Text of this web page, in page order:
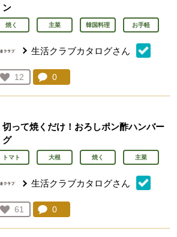
ン
焼く 主菜 韓国料理 お手軽
生活クラブカタログさん
お気に入り登録：
12
人が登録
コメント：
0
切って焼くだけ！おろしポン酢ハンバー
グ
トマト 大根 焼く 主菜
生活クラブカタログさん
お気に入り登録：
61
人が登録
コメント：
0